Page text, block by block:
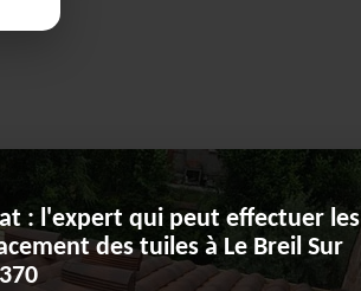
: l'expert qui peut effectuer les
des tuiles à Le Breil Sur